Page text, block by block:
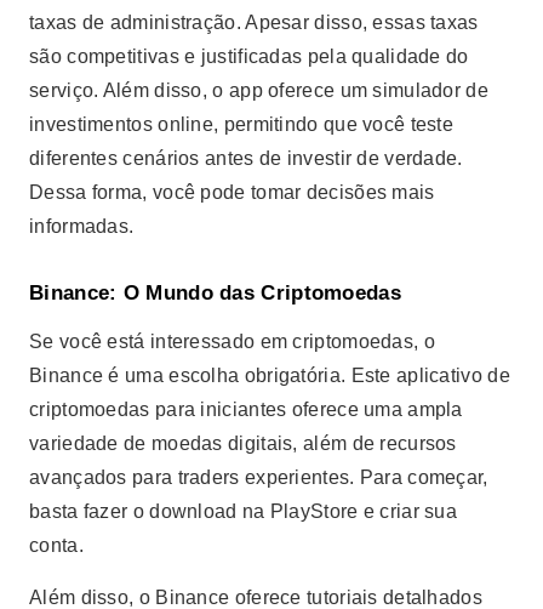
taxas de administração. Apesar disso, essas taxas
são competitivas e justificadas pela qualidade do
serviço. Além disso, o app oferece um simulador de
investimentos online, permitindo que você teste
diferentes cenários antes de investir de verdade.
Dessa forma, você pode tomar decisões mais
informadas.
Binance: O Mundo das Criptomoedas
Se você está interessado em criptomoedas, o
Binance é uma escolha obrigatória. Este aplicativo de
criptomoedas para iniciantes oferece uma ampla
variedade de moedas digitais, além de recursos
avançados para traders experientes. Para começar,
basta fazer o download na PlayStore e criar sua
conta.
Além disso, o Binance oferece tutoriais detalhados